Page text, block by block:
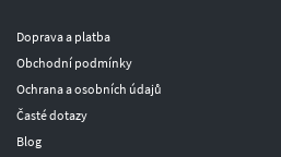
Doprava a platba
Obchodní podmínky
Ochrana a osobních údajů
Časté dotazy
Blog